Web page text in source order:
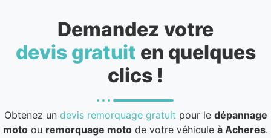
Demandez votre
devis gratuit en quelques
clics !
Obtenez un devis remorquage gratuit pour le dépannage
moto ou remorquage moto de votre véhicule à Acheres.